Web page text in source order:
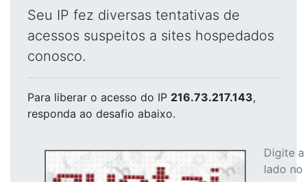
Seu IP fez diversas tentativas de
acessos suspeitos a sites hospedados
conosco.
Para liberar o acesso do IP 216.73.217.143,
responda ao desafio abaixo.
Digite
lado no